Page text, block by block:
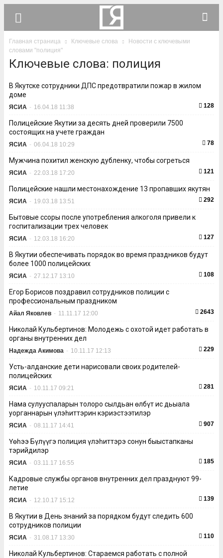
Главная страница Ключевые слова
Новости с ключевыми
словами "полиция"
Ключевые слова: полиция
В Якутске сотрудники ДПС предотвратили пожар в жилом
доме
ЯСИА - 16.04.18 11:38 128
Полицейские Якутии за десять дней проверили 7500
состоящих на учете граждан
ЯСИА - 06.04.18 10:29 78
Мужчина похитил женскую дубленку, чтобы согреться
ЯСИА - 22.03.18 17:20 121
Полицейские нашли местонахождение 13 пропавших якутян
ЯСИА - 19.03.18 13:51 292
Бытовые ссоры после употребления алкоголя привели к
госпитализации трех человек
ЯСИА - 12.03.18 16:20 127
В Якутии обеспечивать порядок во время праздников будут
более 1000 полицейских
ЯСИА - 27.12.17 13:10 108
Егор Борисов поздравил сотрудников полиции с
профессиональным праздником
Айал Яковлев - 11.11.17 12:00 2643
Николай Кульбертинов: Молодежь с охотой идет работать в
органы внутренних дел
Надежда Акимова - 10.11.17 12:13 229
Усть-алданские дети нарисовали своих родителей-
полицейских
ЯСИА - 10.11.17 09:21 281
Намҥа сулууспаларын толоро сылдьан өлбүт ис дьыала
уорганнарын үлэһиттэрин кэриэстээтилэр
ЯСИА - 08.11.17 14:41 907
Үөһээ Бүлүүгэ полиция үлэһиттэрэ сонун быыстапканы
тэрийдилэр
ЯСИА - 03.11.17 16:55 185
Кадровые службы органов внутренних дел празднуют 99-
летие
ЯСИА - 12.10.17 15:12 139
В Якутии в День знаний за порядком будут следить 600
сотрудников полиции
ЯСИА - 31.08.17 13:30 110
Николай Кульбертинов: Стараемся работать с полной